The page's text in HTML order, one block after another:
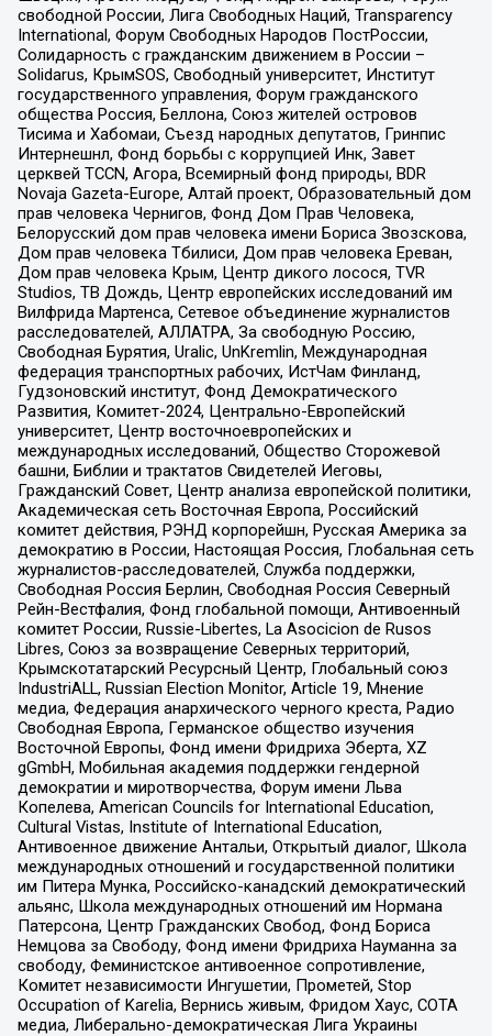
свободной России, Лига Свободных Наций, Transparеncy
International, Форум Свободных Народов ПостРоссии,
Солидарность с гражданским движением в России –
Solidarus, КрымSOS, Свободный университет, Институт
государственного управления, Форум гражданского
общества Россия, Беллона, Союз жителей островов
Тисима и Хабомаи, Съезд народных депутатов, Гринпис
Интернешнл, Фонд борьбы с коррупцией Инк, Завет
церквей TCCN, Агора, Всемирный фонд природы, BDR
Novaja Gazeta-Europe, Алтай проект, Образовательный дом
прав человека Чернигов, Фонд Дом Прав Человека,
Белорусский дом прав человека имени Бориса Звозскова,
Дом прав человека Тбилиси, Дом прав человека Ереван,
Дом прав человека Крым, Центр дикого лосося, TVR
Studios, ТВ Дождь, Центр европейских исследований им
Вилфрида Мартенса, Сетевое объединение журналистов
расследователей, АЛЛАТРА, За свободную Россию,
Свободная Бурятия, Uralic, UnKremlin, Международная
федерация транспортных рабочих, ИстЧам Финланд,
Гудзоновский институт, Фонд Демократического
Развития, Комитет-2024, Центрально-Европейский
университет, Центр восточноевропейских и
международных исследований, Общество Сторожевой
башни, Библии и трактатов Свидетелей Иеговы,
Гражданский Совет, Центр анализа европейской политики,
Академическая сеть Восточная Европа, Российский
комитет действия, РЭНД корпорейшн, Русская Америка за
демократию в России, Настоящая Россия, Глобальная сеть
журналистов-расследователей, Служба поддержки,
Свободная Россия Берлин, Свободная Россия Северный
Рейн-Вестфалия, Фонд глобальной помощи, Антивоенный
комитет России, Russie-Libertes, La Asocicion de Rusos
Libres, Союз за возвращение Северных территорий,
Крымскотатарский Ресурсный Центр, Глобальный союз
IndustriALL, Russian Election Monitor, Article 19, Мнение
медиа, Федерация анархического черного креста, Радио
Свободная Европа, Германское общество изучения
Восточной Европы, Фонд имени Фридриха Эберта, XZ
gGmbH, Мобильная академия поддержки гендерной
демократии и миротворчества, Форум имени Льва
Копелева, American Councils for International Education,
Cultural Vistas, Institute of International Education,
Антивоенное движение Антальи, Открытый диалог, Школа
международных отношений и государственной политики
им Питера Мунка, Российско-канадский демократический
альянс, Школа международных отношений им Нормана
Патерсона, Центр Гражданских Свобод, Фонд Бориса
Немцова за Свободу, Фонд имени Фридриха Науманна за
свободу, Феминистское антивоенное сопротивление,
Комитет независимости Ингушетии, Прометей, Stop
Occupation of Karelia, Вернись живым, Фридом Хаус, СОТА
медиа, Либерально-демократическая Лига Украины